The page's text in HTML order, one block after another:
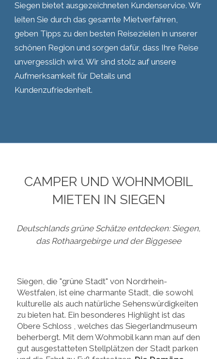
Siegen bietet ausgezeichneten Kundenservice. Wir
leiten Sie durch das gesamte Mietverfahren,
geben Tipps zu den besten Reisezielen in unserer
schönen Region und sorgen dafür, dass Ihre Reise
unvergesslich wird. Wir sind stolz auf unsere
Aufmerksamkeit für Details und
Kundenzufriedenheit.
CAMPER UND WOHNMOBIL
MIETEN IN SIEGEN
Deutschlands grüne Schätze entdecken: Siegen,
das Rothaargebirge und der Biggesee
Siegen, die "grüne Stadt" von Nordrhein-
Westfalen, ist eine charmante Stadt, die sowohl
kulturelle als auch natürliche Sehenswürdigkeiten
zu bieten hat. Ein besonderes Highlight ist das
Obere Schloss , welches das Siegerlandmuseum
beherbergt. Mit dem Wohmobil kann man auf den
gut ausgestatteten Stellplätzen der Stadt parken